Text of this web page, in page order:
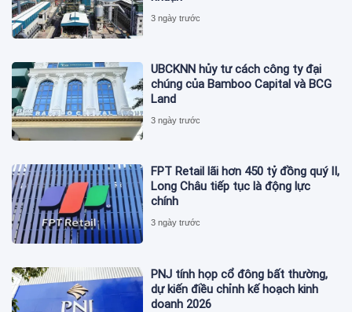
3 ngày trước
UBCKNN hủy tư cách công ty đại
chúng của Bamboo Capital và BCG
Land
3 ngày trước
FPT Retail lãi hơn 450 tỷ đồng quý II,
Long Châu tiếp tục là động lực
chính
3 ngày trước
PNJ tính họp cổ đông bất thường,
dự kiến điều chỉnh kế hoạch kinh
doanh 2026